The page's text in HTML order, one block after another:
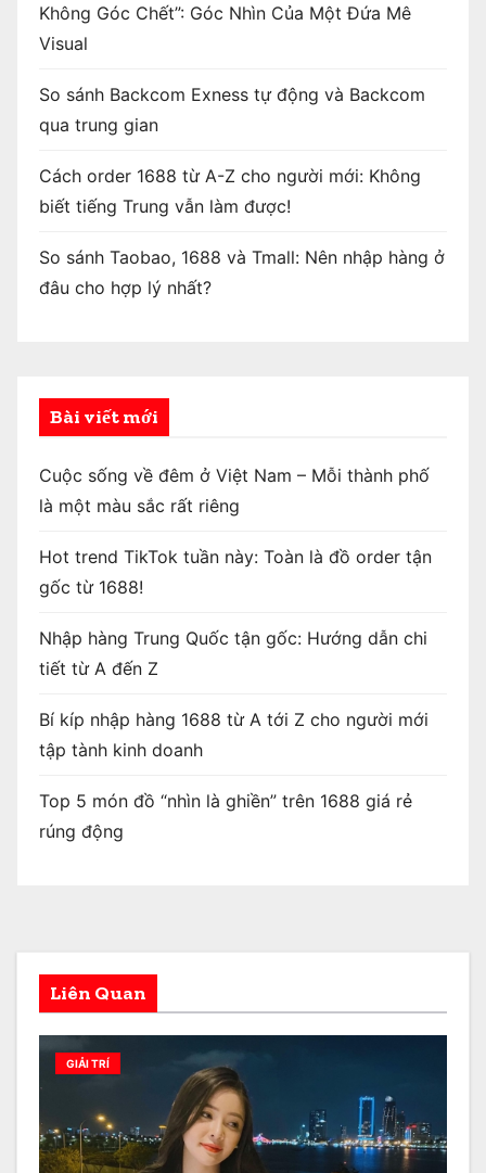
Không Góc Chết”: Góc Nhìn Của Một Đứa Mê
Visual
So sánh Backcom Exness tự động và Backcom
qua trung gian
Cách order 1688 từ A-Z cho người mới: Không
biết tiếng Trung vẫn làm được!
So sánh Taobao, 1688 và Tmall: Nên nhập hàng ở
đâu cho hợp lý nhất?
Bài viết mới
Cuộc sống về đêm ở Việt Nam – Mỗi thành phố
là một màu sắc rất riêng
Hot trend TikTok tuần này: Toàn là đồ order tận
gốc từ 1688!
Nhập hàng Trung Quốc tận gốc: Hướng dẫn chi
tiết từ A đến Z
Bí kíp nhập hàng 1688 từ A tới Z cho người mới
tập tành kinh doanh
Top 5 món đồ “nhìn là ghiền” trên 1688 giá rẻ
rúng động
Liên Quan
GIẢI TRÍ